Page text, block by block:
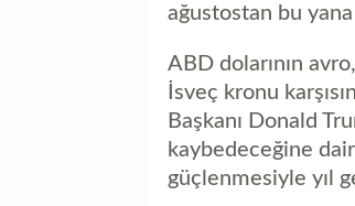
ağustostan bu
ABD dolarının
İsveç kronu
Başkanı Donald
kaybedeceğine
güçlenmesiyle yıl